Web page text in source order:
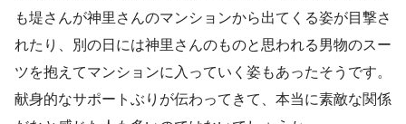
も堤さんが神里さんのマンションから出てくる姿が目撃さ
れたり、別の日には神里さんのものと思われる男物のスー
ツを抱えてマンションに入っていく姿もあったそうです。
献身的なサポートぶりが伝わってきて、本当に素敵な関係